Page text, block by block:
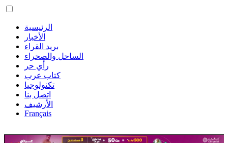
الرئيسية
الأخبار
بريد القراء
الساحل والصحراء
رأي حر
كتاب عرب
تكنولوجيا
اتصل بنا
الأرشيف
Français